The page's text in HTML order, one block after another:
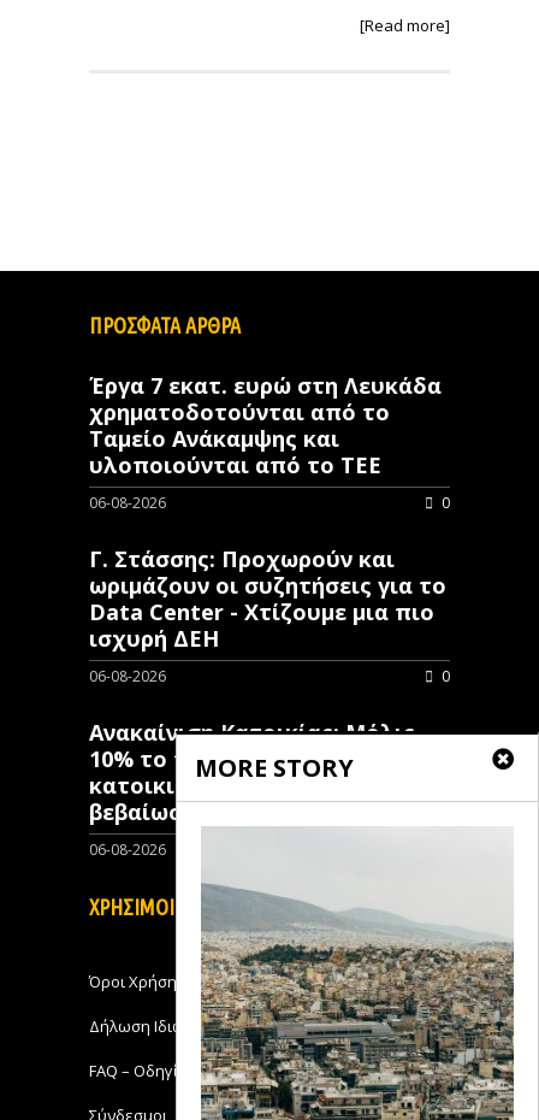
[Read more]
MORE STORY
ΠΡΟΣΦΑΤΑ ΑΡΘΡΑ
Έργα 7 εκατ. ευρώ στη Λευκάδα
χρηματοδοτούνται από το
Ταμείο Ανάκαμψης και
υλοποιούνται από το ΤΕΕ
06-08-2026 0
Γ. Στάσσης: Προχωρούν και
ωριμάζουν οι συζητήσεις για το
Data Center - Χτίζουμε μια πιο
ισχυρή ΔΕΗ
06-08-2026 0
Ανακαίνιση Κατοικίας: Μόλις
10% το ποσοστό των κλειστών
κατοικιών που έχουν λάβει
βεβαίωση ένταξης
06-08-2026
ΧΡΗΣΙΜΟΙ ΣΥΝΔΕΣΜΟΙ
Όροι Χρήσης
Δήλωση Ιδιωτικότητας
FAQ – Οδηγίες Χρήσης